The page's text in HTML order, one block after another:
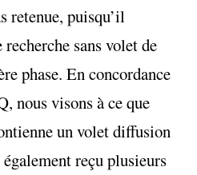
retenue, puisqu’il
recherche sans volet de
phase. En concordance
nous visons à ce que
un volet diffusion
reçu plusieurs